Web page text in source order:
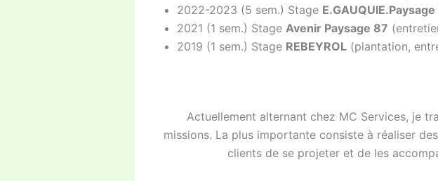
2022-2023 (5 sem.) Stage E.GAUQUIE.Paysage
2021 (1 sem.) Stage Avenir Paysage 87
2019 (1 sem.) Stage REBEYROL (plantation,
Actuellement alternant chez MC Services, je
missions. La plus importante consiste à réaliser
clients de se projeter et de les